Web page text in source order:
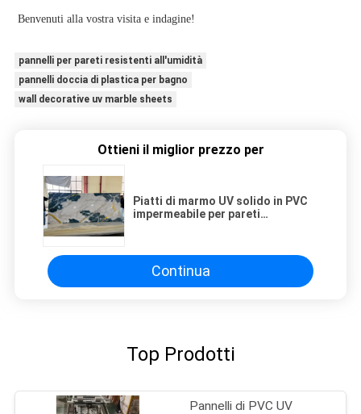
Benvenuti alla vostra visita e indagine!
pannelli per pareti resistenti all'umidità
pannelli doccia di plastica per bagno
wall decorative uv marble sheets
Ottieni il miglior prezzo per
Piatti di marmo UV solido in PVC
impermeabile per pareti
Continua
Top Prodotti
Pannelli di PVC UV